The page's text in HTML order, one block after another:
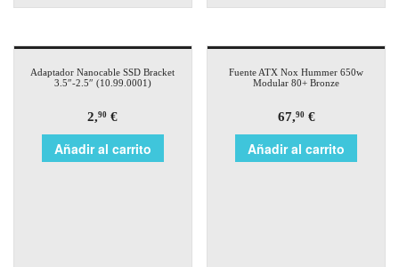
Adaptador Nanocable SSD Bracket
3.5″-2.5″ (10.99.0001)
2,90 €
Añadir al carrito
Fuente ATX Nox Hummer 650w
Modular 80+ Bronze
67,90€
Añadir al carrito